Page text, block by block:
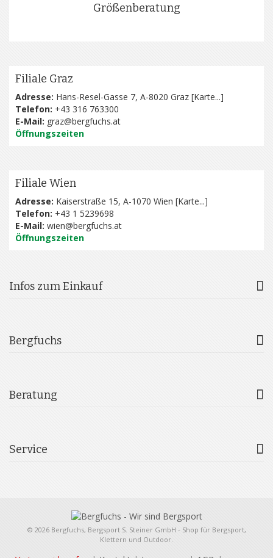
Größenberatung
Filiale Graz
Adresse: Hans-Resel-Gasse 7, A-8020 Graz [Karte...]
Telefon: +43 316 763300
E-Mail: graz@bergfuchs.at
Öffnungszeiten
Filiale Wien
Adresse: Kaiserstraße 15, A-1070 Wien [Karte...]
Telefon: +43 1 5239698
E-Mail: wien@bergfuchs.at
Öffnungszeiten
Infos zum Einkauf
Bergfuchs
Beratung
Service
© 2026 Bergfuchs, Bergsport S. Steiner GmbH - Shop für Bergsport,
Klettern und Outdoor.